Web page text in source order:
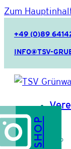
Zum
+49 (0)89
INFO@TSV-
SHOP